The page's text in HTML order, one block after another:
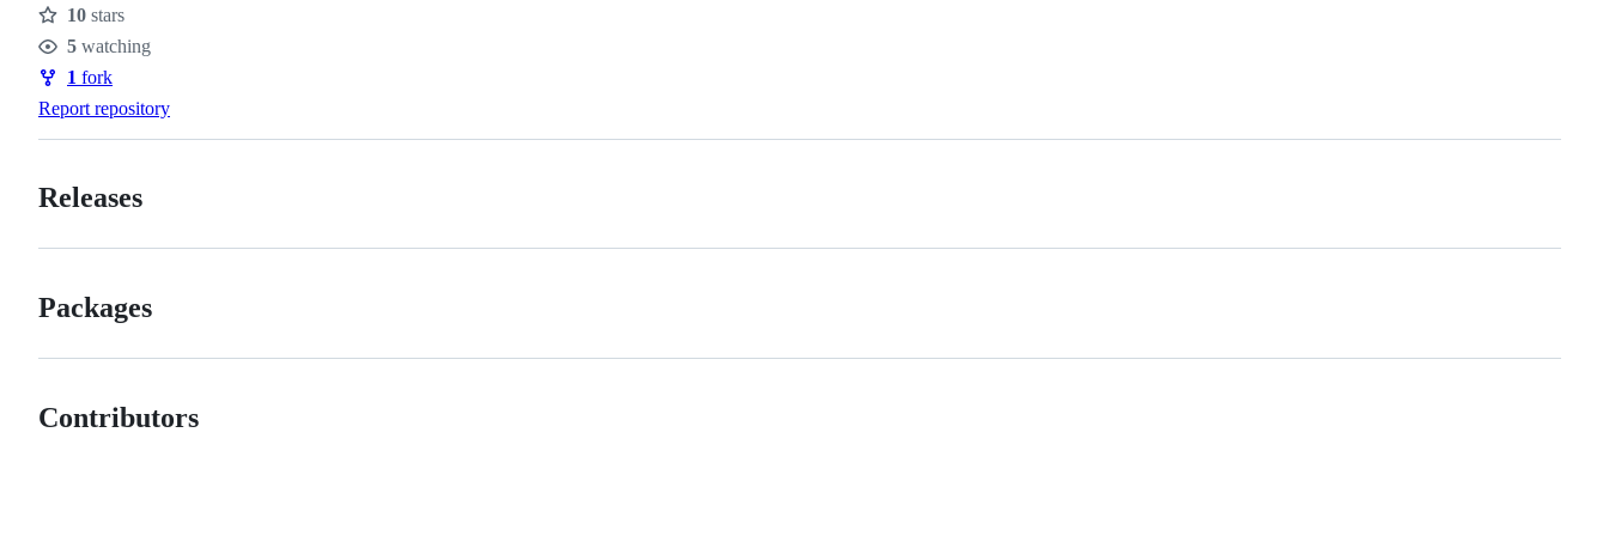
Stars
10 stars
Watchers
5 watching
Forks
1 fork
Report repository
Releases
Packages
Contributors